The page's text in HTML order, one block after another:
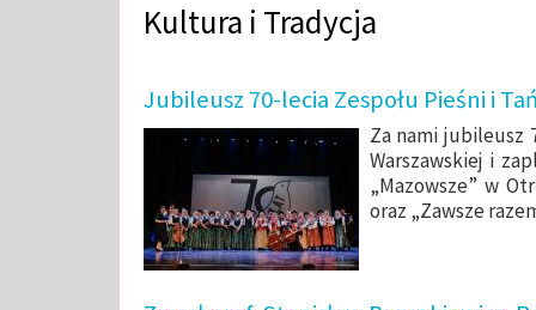
Kultura i Tradycja
Jubileusz 70-lecia Zespołu Pieśni i
Za nami jubileusz
Warszawskiej i
„Mazowsze” w
oraz „Zawsze